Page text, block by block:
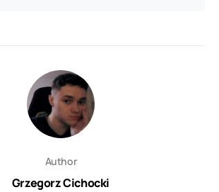
Author
Grzegorz Cichocki